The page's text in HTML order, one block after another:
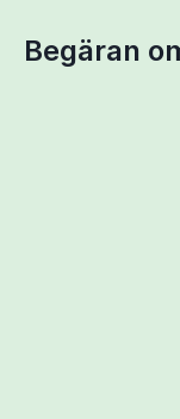
Begäran